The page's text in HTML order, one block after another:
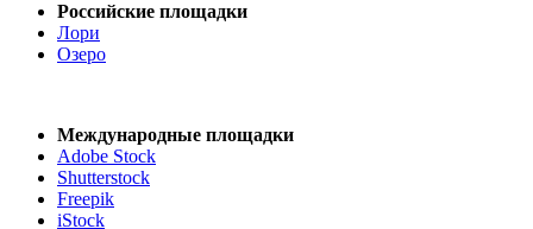
Российские площадки
Лори
Озеро
Международные площадки
Adobe Stock
Shutterstock
Freepik
iStock